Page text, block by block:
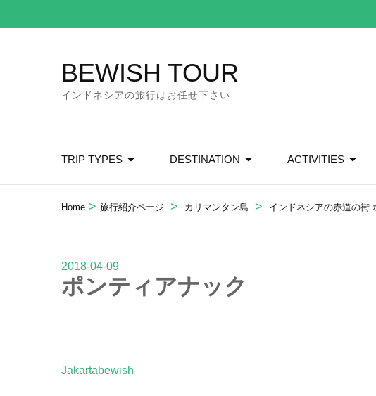
to
BEWISH TOUR
インドネシアの旅行はお任せ下さい
TRIP TYPES DESTINATION ACTIVITIES
Home > 旅行紹介ページ > カリマンタン島 > インドネシアの赤道の街
2018-04-09
ポンティアナック
Jakartabewish